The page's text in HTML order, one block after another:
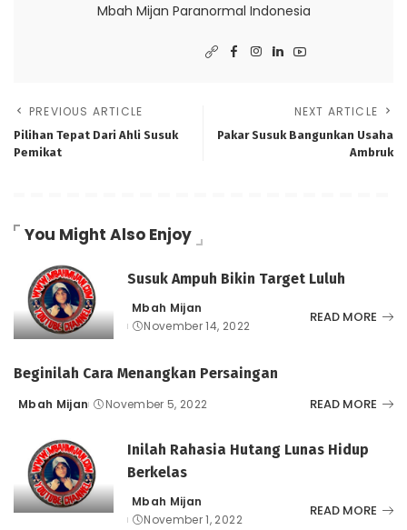
Mbah Mijan Paranormal Indonesia
PREVIOUS ARTICLE
Pilihan Tepat Dari Ahli Susuk
Pemikat
NEXT ARTICLE
Pakar Susuk Bangunkan Usaha
Ambruk
You Might Also Enjoy
Susuk Ampuh Bikin Target Luluh
Posted
by
Mbah Mijan
November 14, 2022
READ MORE
Beginilah Cara Menangkan Persaingan
Posted
Mbah Mijan November 5, 2022 READ MORE
Inilah Rahasia Hutang Lunas Hidup
Berkelas
Posted
Mbah Mijan
November 1, 2022
READ MORE